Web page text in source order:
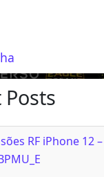
Posts
RF iPhone 12